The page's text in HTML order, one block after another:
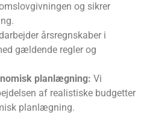
og sikrer
årsregnskaber i
gældende regler og
planlægning: Vi
af realistiske budgetter
planlægning.